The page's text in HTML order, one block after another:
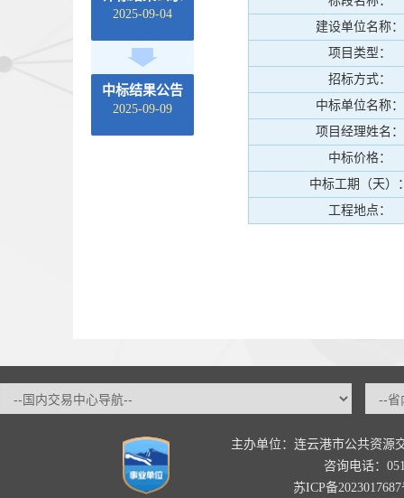
2025-09-04
中标结果公告
2025-09-09
建设单位名称：
项目类型：
招标方式：
中标单位名称：
项目经理姓名：
中标价格：
中标工期（天）
工程地点：
主办单位：连云港市公共资源
咨询电话：
苏ICP备